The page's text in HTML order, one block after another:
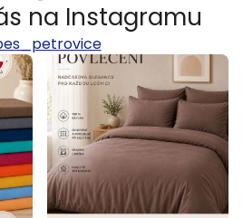
na Instagramu